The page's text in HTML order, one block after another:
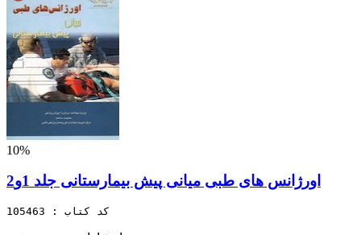
10%
اورژانس های طبی میانی پیش بیمارستانی جلد 1و2
کد کتاب : 105463